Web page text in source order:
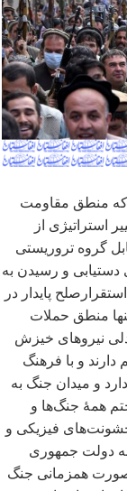
که منطق مقاومت
استراتیژی از
گروه تروریستی
دستیابی و رسیدن به
پایدار در
منطق حملات
نیروهای خیزش
و با فرهنگ
و میدان جنگ به
همۀ جنگها و
های فیزیکی و
دولت جمهوری
صورت همزمانی جنگ